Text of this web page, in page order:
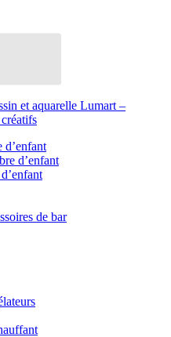
et aquarelle Lumart –
d’enfant
de bar